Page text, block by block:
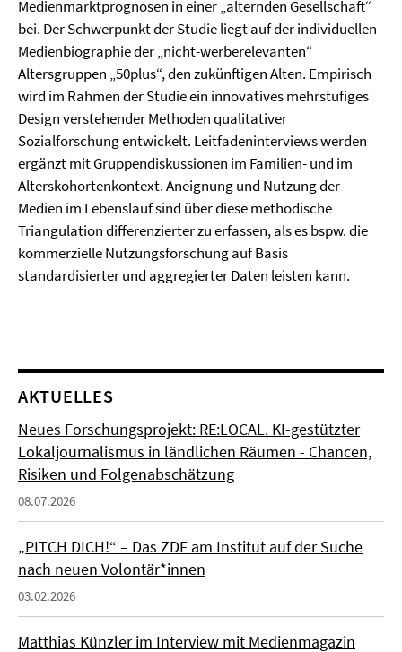
Medienmarktprognosen in einer „alternden Gesellschaft“
bei. Der Schwerpunkt der Studie liegt auf der individuellen
Medienbiographie der „nicht-werberelevanten“
Altersgruppen „50plus“, den zukünftigen Alten. Empirisch
wird im Rahmen der Studie ein innovatives mehrstufiges
Design verstehender Methoden qualitativer
Sozialforschung entwickelt. Leitfadeninterviews werden
ergänzt mit Gruppendiskussionen im Familien- und im
Alterskohortenkontext. Aneignung und Nutzung der
Medien im Lebenslauf sind über diese methodische
Triangulation differenzierter zu erfassen, als es bspw. die
kommerzielle Nutzungsforschung auf Basis
standardisierter und aggregierter Daten leisten kann.
AKTUELLES
Neues Forschungsprojekt: RE:LOCAL. KI-gestützter
Lokaljournalismus in ländlichen Räumen - Chancen,
Risiken und Folgenabschätzung
08.07.2026
„PITCH DICH!“ – Das ZDF am Institut auf der Suche
nach neuen Volontär*innen
03.02.2026
Matthias Künzler im Interview mit Medienmagazin